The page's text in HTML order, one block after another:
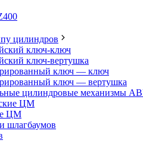
цилиндров
ключ-ключ
ключ-вертушка
ключ — ключ
ключ — вертушка
цилиндровые механизмы
ЦМ
ЦМ
шлагбаумов